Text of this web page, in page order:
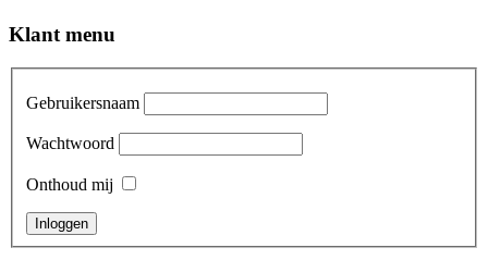
Klant menu
Gebruikersnaam
Wachtwoord
Onthoud mij